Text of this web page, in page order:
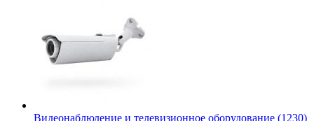
Видеонаблюдение и телевизионное оборудование (1230)